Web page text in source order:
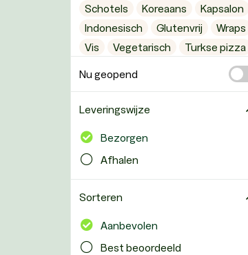
Schotels
Koreaans
Kapsalon
Indonesisch
Glutenvrij
Wraps
Vis
Vegetarisch
Turkse pizza
Chinees
Amerikaanse pizza
Nu geopend
Leveringswijze
Bezorgen
Afhalen
Sorteren
Aanbevolen
Best beoordeeld